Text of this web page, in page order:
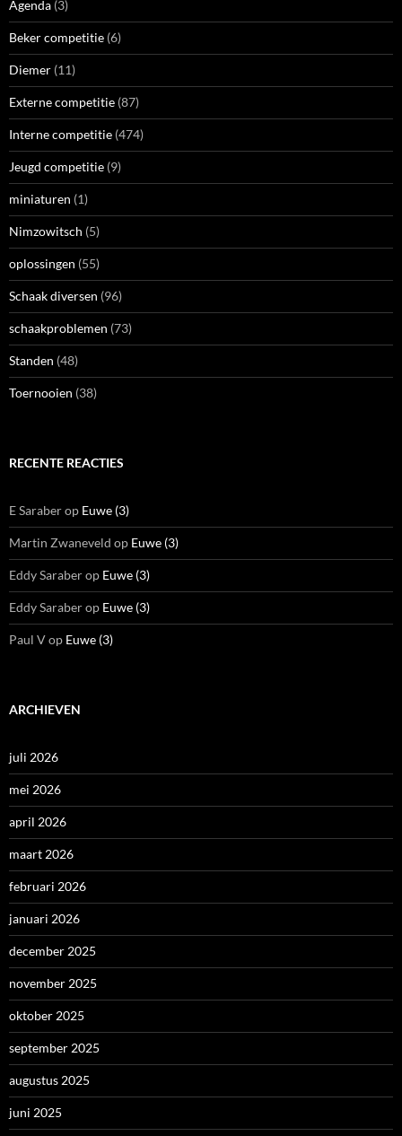
Agenda (3)
Beker competitie (6)
Diemer (11)
Externe competitie (87)
Interne competitie (474)
Jeugd competitie (9)
miniaturen (1)
Nimzowitsch (5)
oplossingen (55)
Schaak diversen (96)
schaakproblemen (73)
Standen (48)
Toernooien (38)
RECENTE REACTIES
E Saraberop Euwe (3)
Martin Zwaneveld op Euwe (3)
Eddy Saraberop Euwe (3)
Eddy Saraberop Euwe (3)
Paul Vop Euwe (3)
ARCHIEVEN
juli 2026
mei 2026
april 2026
maart 2026
februari 2026
januari 2026
december 2025
november 2025
oktober 2025
september 2025
augustus 2025
juni 2025